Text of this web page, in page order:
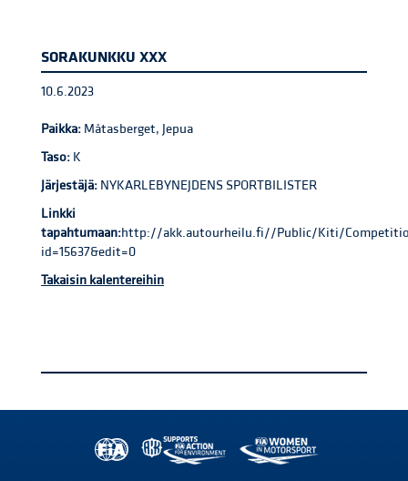
SORAKUNKKU XXX
10.6.2023
Paikka: Måtasberget, Jepua
Taso: K
Järjestäjä: NYKARLEBYNEJDENS SPORTBILISTER
Linkki
tapahtumaan:http://akk.autourheilu.fi//Public/Kiti/
id=15637&edit=0
Takaisin kalentereihin